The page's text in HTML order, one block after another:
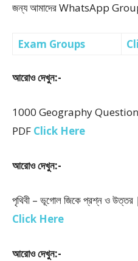
জন্য আমাদের WhatsApp
Exam Groups
আরোও দেখুন:-
1000 Geography
PDF Click Here
আরোও দেখুন:-
পৃথিবী – ভূগোল জিকে প্রশ্ন ও
Click Here
আরোও দেখুন:-